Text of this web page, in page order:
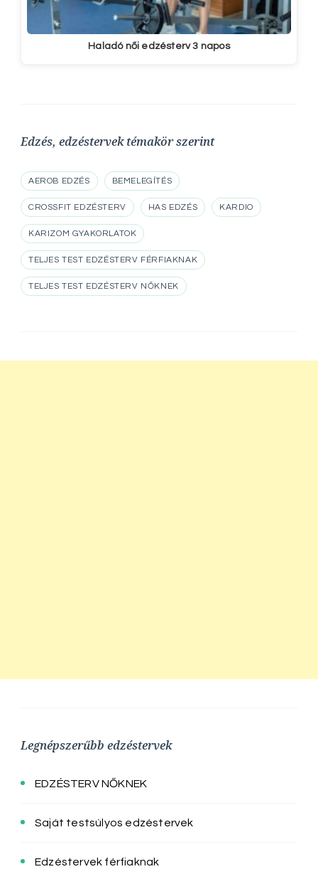
Haladó női edzésterv 3 napos
Edzés, edzéstervek témakör szerint
AEROB EDZÉS BEMELEGÍTÉS
CROSSFIT EDZÉSTERV HAS EDZÉS KARDIO
KARIZOM GYAKORLATOK
TELJES TEST EDZÉSTERV FÉRFIAKNAK
TELJES TEST EDZÉSTERV NŐKNEK
Legnépszerűbb edzéstervek
EDZÉSTERV NŐKNEK
Saját testsúlyos edzéstervek
Edzéstervek férfiaknak